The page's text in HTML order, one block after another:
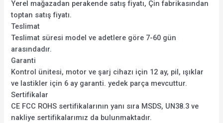
Yerel mağazadan perakende satış fiyatı, Çin fabrikasından
toptan satış fiyatı.
Teslimat
Teslimat süresi model ve adetlere göre 7-60 gün
arasındadır.
Garanti
Kontrol ünitesi, motor ve şarj cihazı için 12 ay, pil, ışıklar
ve lastikler için 6 ay garanti. yedek parça mevcuttur.
Sertifikalar
CE FCC ROHS sertifikalarının yanı sıra MSDS, UN38.3 ve
nakliye sertifikalarımız da bulunmaktadır.